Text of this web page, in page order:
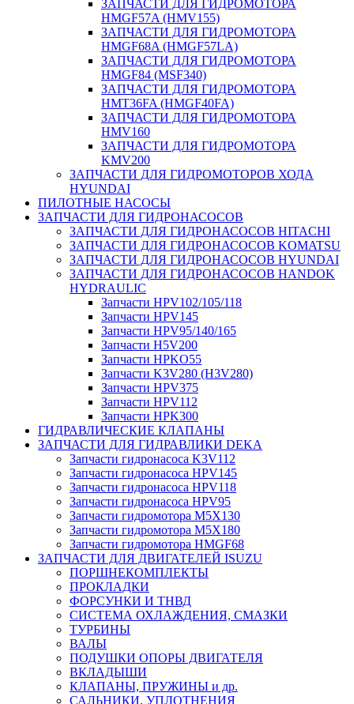
ЗАПЧАСТИ ДЛЯ ГИДРОМОТОРА
HMGF57A (HMV155)
ЗАПЧАСТИ ДЛЯ ГИДРОМОТОРА
HMGF68A (HMGF57LA)
ЗАПЧАСТИ ДЛЯ ГИДРОМОТОРА
HMGF84 (MSF340)
ЗАПЧАСТИ ДЛЯ ГИДРОМОТОРА
HMT36FA (HMGF40FA)
ЗАПЧАСТИ ДЛЯ ГИДРОМОТОРА
HMV160
ЗАПЧАСТИ ДЛЯ ГИДРОМОТОРА
KMV200
ЗАПЧАСТИ ДЛЯ ГИДРОМОТОРОВ ХОДА
HYUNDAI
ПИЛОТНЫЕ НАСОСЫ
ЗАПЧАСТИ ДЛЯ ГИДРОНАСОСОВ
ЗАПЧАСТИ ДЛЯ ГИДРОНАСОСОВ HITACHI
ЗАПЧАСТИ ДЛЯ ГИДРОНАСОСОВ KOMATSU
ЗАПЧАСТИ ДЛЯ ГИДРОНАСОСОВ HYUNDAI
ЗАПЧАСТИ ДЛЯ ГИДРОНАСОСОВ HANDOK
HYDRAULIC
Запчасти HPV102/105/118
Запчасти HPV145
Запчасти HPV95/140/165
Запчасти H5V200
Запчасти HPKO55
Запчасти K3V280 (H3V280)
Запчасти HPV375
Запчасти HPV112
Запчасти HPK300
ГИДРАВЛИЧЕСКИЕ КЛАПАНЫ
ЗАПЧАСТИ ДЛЯ ГИДРАВЛИКИ DEKA
Запчасти гидронасоса K3V112
Запчасти гидронасоса HPV145
Запчасти гидронасоса HPV118
Запчасти гидронасоса HPV95
Запчасти гидромотора M5X130
Запчасти гидромотора M5X180
Запчасти гидромотора HMGF68
ЗАПЧАСТИ ДЛЯ ДВИГАТЕЛЕЙ ISUZU
ПОРШНЕКОМПЛЕКТЫ
ПРОКЛАДКИ
ФОРСУНКИ И ТНВД
СИСТЕМА ОХЛАЖДЕНИЯ, СМАЗКИ
ТУРБИНЫ
ВАЛЫ
ПОДУШКИ ОПОРЫ ДВИГАТЕЛЯ
ВКЛАДЫШИ
КЛАПАНЫ, ПРУЖИНЫ и др.
САЛЬНИКИ, УПЛОТНЕНИЯ